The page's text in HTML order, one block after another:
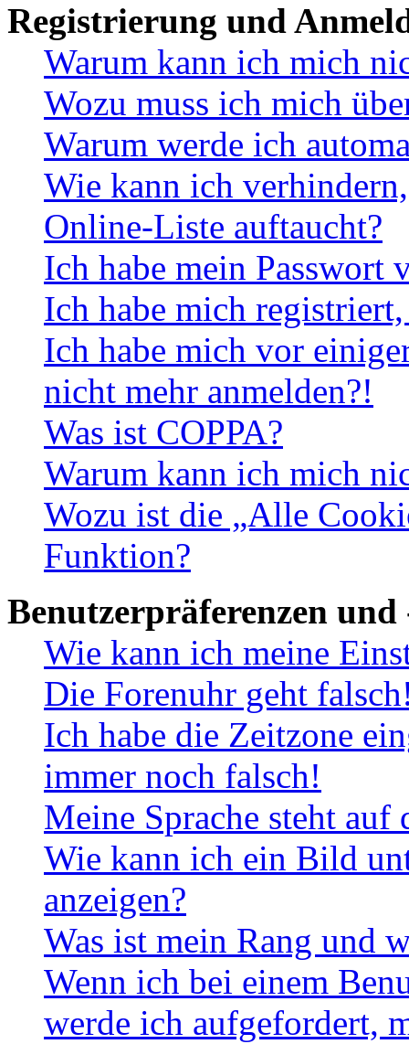
Registrierung und
Warum kann ich mich
Wozu muss ich mich
Warum werde ich
Wie kann ich
Online-Liste auftaucht?
Ich habe mein Passwort
Ich habe mich
Ich habe mich vor
nicht mehr anmelden?!
Was ist COPPA?
Warum kann ich mich
Wozu ist die „Alle
Funktion?
Benutzerpräferenzen und
Wie kann ich meine
Die Forenuhr geht
Ich habe die Zeitzone
immer noch falsch!
Meine Sprache steht
Wie kann ich ein Bild
anzeigen?
Was ist mein Rang und
Wenn ich bei einem
werde ich aufgefordert,